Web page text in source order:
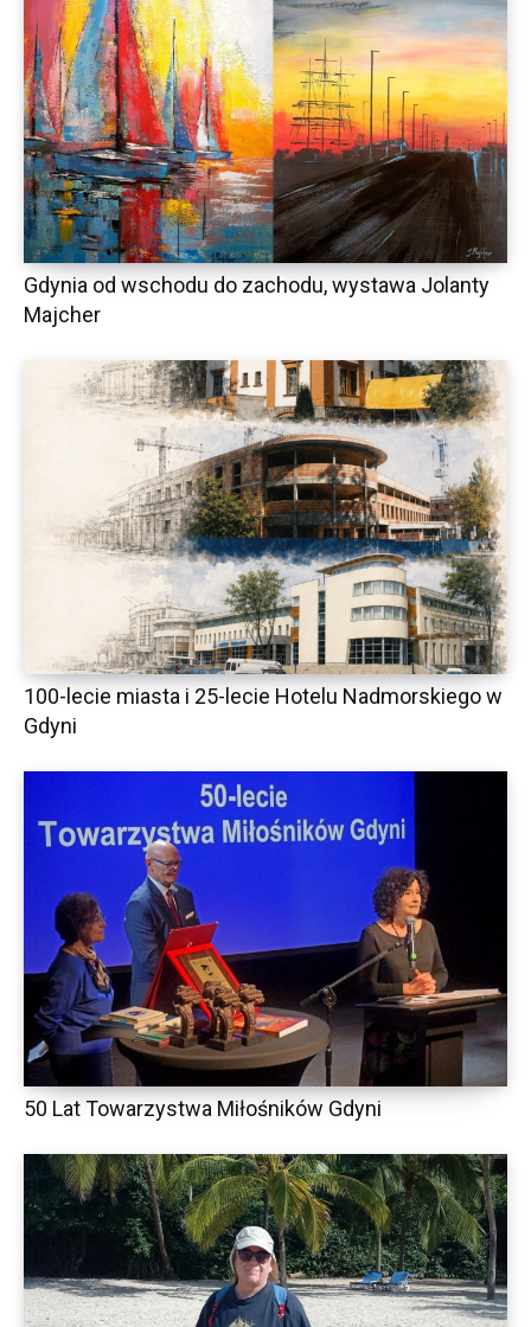
Gdynia od wschodu do zachodu, wystawa Jolanty
Majcher
100-lecie miasta i 25-lecie Hotelu Nadmorskiego w
Gdyni
50 Lat Towarzystwa Miłośników Gdyni